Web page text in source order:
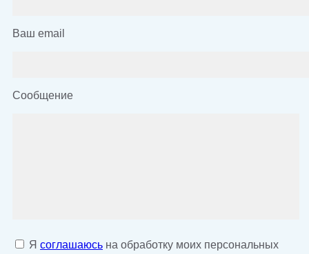
Ваш email
Сообщение
Я соглашаюсь на обработку моих персональных